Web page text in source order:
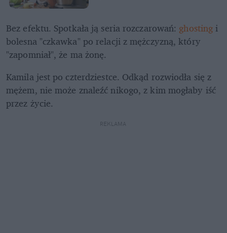
Bez efektu. Spotkała ją seria rozczarowań: ghosting i
bolesna "czkawka" po relacji z mężczyzną, który
"zapomniał", że ma żonę.
Kamila jest po czterdziestce. Odkąd rozwiodła się z
mężem, nie może znaleźć nikogo, z kim mogłaby iść
przez życie.
REKLAMA